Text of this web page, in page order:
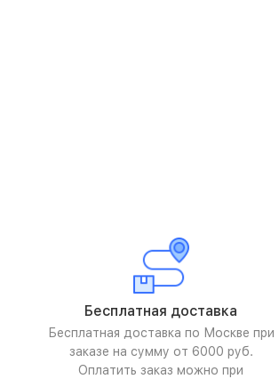
Бесплатная доставка
Бесплатная доставка по Москве при
заказе на сумму от 6000 руб.
Оплатить заказ можно при